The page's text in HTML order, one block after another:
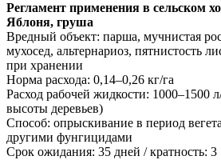
Регламент применения в сельском
Яблоня, груша
Вредный объект: парша, мучнистая
мухосед, альтернариоз, пятнистость
при хранении
Норма расхода: 0,14–0,26 кг/га
Расход рабочей жидкости: 1000–1500
высоты деревьев)
Способ: опрыскивание в период
другими фунгицидами
Срок ожидания: 35 дней / кратность: 3